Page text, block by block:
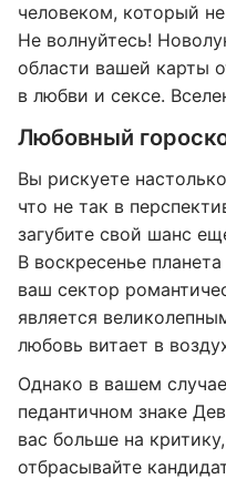
человеком, который
Не волнуйтесь!
области вашей карты
в любви и сексе.
Любовный
Вы рискуете
что не так в
загубите свой шанс
В воскресенье
ваш сектор
является
любовь витает в
Однако в вашем
педантичном знаке
вас больше на
отбрасывайте